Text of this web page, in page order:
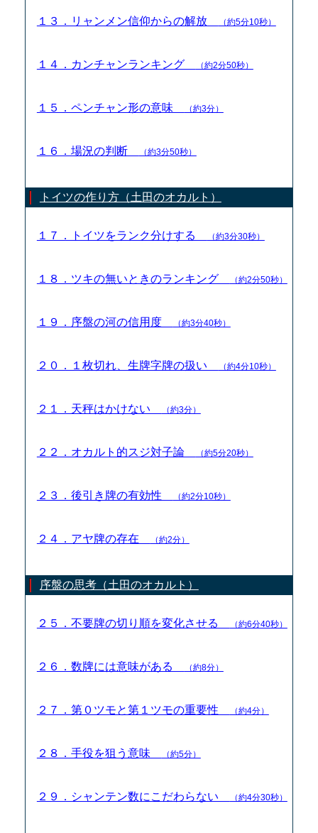
１３．リャンメン信仰からの解放 （約5分10秒）
１４．カンチャンランキング （約2分50秒）
１５．ペンチャン形の意味 （約3分）
１６．場況の判断 （約3分50秒）
トイツの作り方（土田のオカルト）
１７．トイツをランク分けする （約3分30秒）
１８．ツキの無いときのランキング （約2分50秒）
１９．序盤の河の信用度 （約3分40秒）
２０．１枚切れ、生牌字牌の扱い （約4分10秒）
２１．天秤はかけない （約3分）
２２．オカルト的スジ対子論 （約5分20秒）
２３．後引き牌の有効性 （約2分10秒）
２４．アヤ牌の存在 （約2分）
序盤の思考（土田のオカルト）
２５．不要牌の切り順を変化させる （約6分40秒）
２６．数牌には意味がある （約8分）
２７．第０ツモと第１ツモの重要性 （約4分）
２８．手役を狙う意味 （約5分）
２９．シャンテン数にこだわらない （約4分30秒）